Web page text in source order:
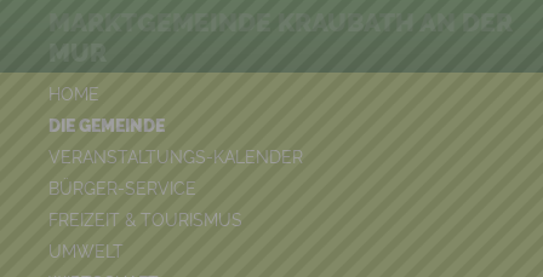
HOME
DIE GEMEINDE
VERANSTALTUNGS-KALENDER
BÜRGER-SERVICE
FREIZEIT & TOURISMUS
UMWELT
MUR